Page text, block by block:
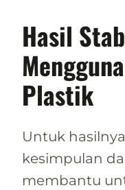
Hasil
Plastik
Untuk
kesimpulan
membantu